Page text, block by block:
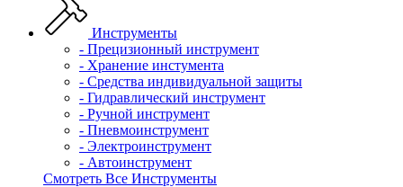
Инструменты
- Прецизионный инструмент
- Хранение инстумента
- Средства индивидуальной защиты
- Гидравлический инструмент
- Ручной инструмент
- Пневмоинструмент
- Электроинструмент
- Автоинструмент
Смотреть Все Инструменты